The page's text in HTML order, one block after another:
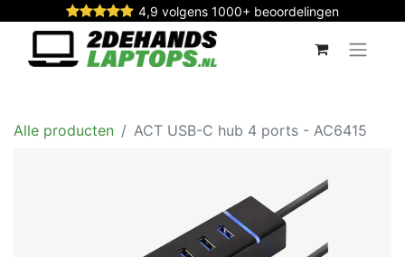
4,9 volgens 1000+ beoordelingen
Alle producten ACT USB-C hub 4 ports - AC6415